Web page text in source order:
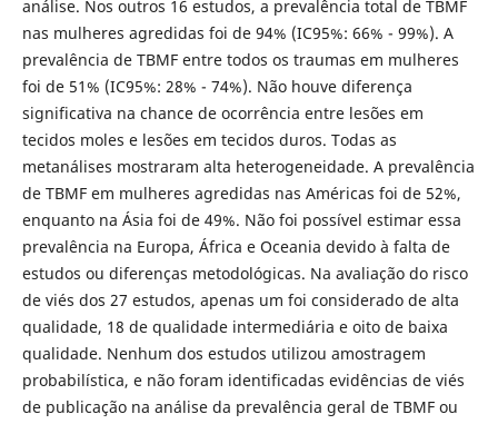
análise. Nos outros 16 estudos, a prevalência total de TBMF
nas mulheres agredidas foi de 94% (IC95%: 66% - 99%). A
prevalência de TBMF entre todos os traumas em mulheres
foi de 51% (IC95%: 28% - 74%). Não houve diferença
significativa na chance de ocorrência entre lesões em
tecidos moles e lesões em tecidos duros. Todas as
metanálises mostraram alta heterogeneidade. A prevalência
de TBMF em mulheres agredidas nas Américas foi de 52%,
enquanto na Ásia foi de 49%. Não foi possível estimar essa
prevalência na Europa, África e Oceania devido à falta de
estudos ou diferenças metodológicas. Na avaliação do risco
de viés dos 27 estudos, apenas um foi considerado de alta
qualidade, 18 de qualidade intermediária e oito de baixa
qualidade. Nenhum dos estudos utilizou amostragem
probabilística, e não foram identificadas evidências de viés
de publicação na análise da prevalência geral de TBMF ou